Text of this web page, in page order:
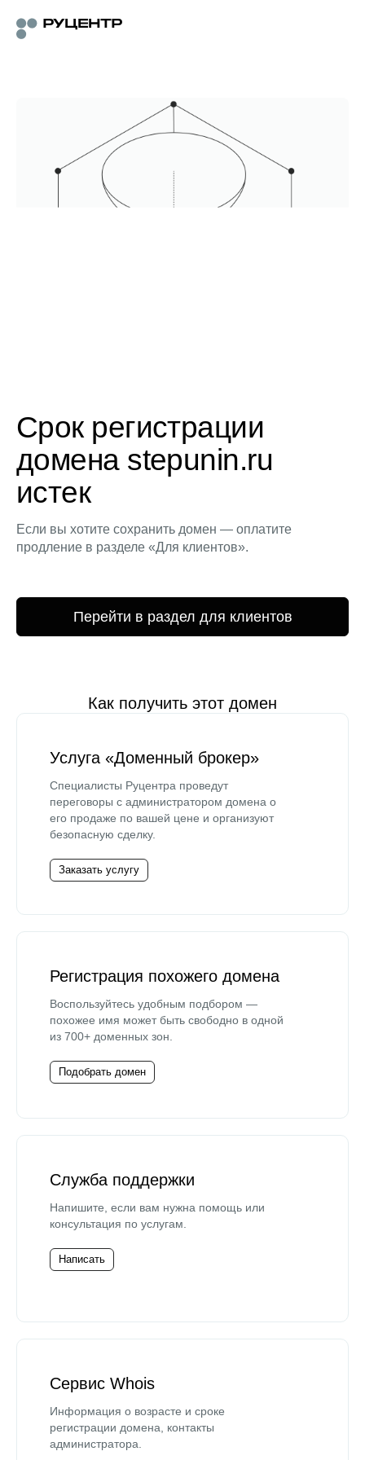
Срок регистрации
домена stepunin.ru
истек
Если вы хотите сохранить домен — оплатите
продление в разделе «Для клиентов».
Перейти в раздел для клиентов
Как получить этот домен
Услуга «Доменный брокер»
Специалисты Руцентра проведут
переговоры с администратором домена о
его продаже по вашей цене и организуют
безопасную сделку.
Заказать услугу
Регистрация похожего домена
Воспользуйтесь удобным подбором —
похожее имя может быть свободно в одной
из 700+ доменных зон.
Подобрать домен
Служба поддержки
Напишите, если вам нужна помощь или
консультация по услугам.
Написать
Сервис Whois
Информация о возрасте и сроке
регистрации домена, контакты
администратора.